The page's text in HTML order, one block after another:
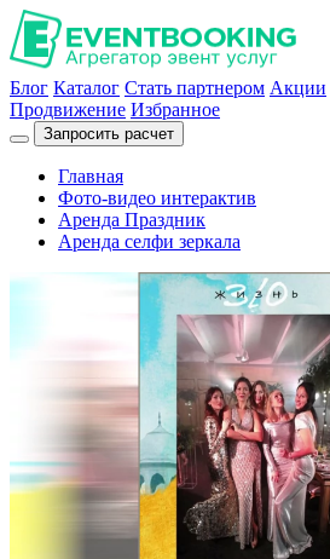
Блог Каталог Стать партнером Акции
Продвижение Избранное
Запросить расчет
Главная
Фото-видео интерактив
Аренда Праздник
Аренда селфи зеркала